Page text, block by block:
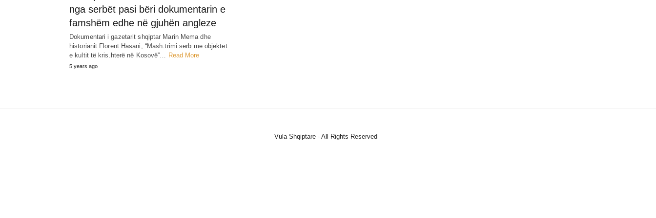
nga serbët pasi bëri dokumentarin e
famshëm edhe në gjuhën angleze
Dokumentari i gazetarit shqiptar Marin Mema dhe
historianit Florent Hasani, “Mash.trimi serb me objektet
e kultit të kris.hterë në Kosovë”… Read More
5 years ago
Vula Shqiptare - All Rights Reserved